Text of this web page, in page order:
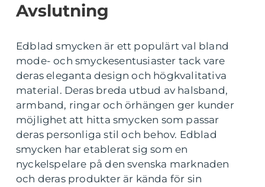
Avslutning
Edblad smycken är ett populärt val bland
mode- och smyckesentusiaster tack vare
deras eleganta design och högkvalitativa
material. Deras breda utbud av halsband,
armband, ringar och örhängen ger kunder
möjlighet att hitta smycken som passar
deras personliga stil och behov. Edblad
smycken har etablerat sig som en
nyckelspelare på den svenska marknaden
och deras produkter är kända för sin